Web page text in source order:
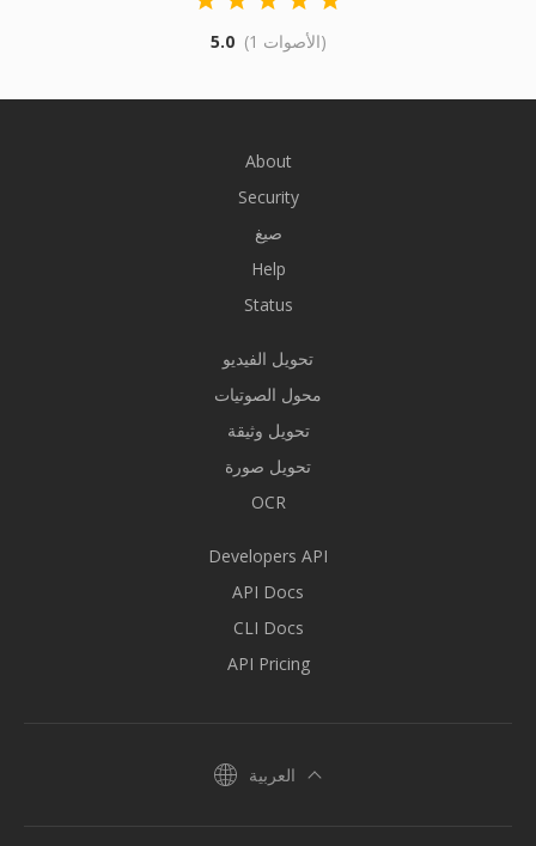
5.0 (1 الأصوات)
About
Security
صيغ
Help
Status
تحويل الفيديو
محول الصوتيات
تحويل وثيقة
تحويل صورة
OCR
Developers API
API Docs
CLI Docs
API Pricing
العربية